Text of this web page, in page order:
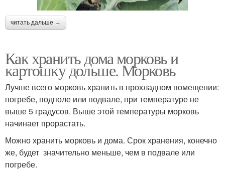
читать дальше →
Как хранить дома морковь и
картошку дольше. Морковь
Лучше всего морковь хранить в прохладном помещении:
погребе, подполе или подвале, при температуре не
выше 5 градусов. Выше этой температуры морковь
начинает прорастать.
Можно хранить морковь и дома. Срок хранения, конечно
же, будет значительно меньше, чем в подвале или
погребе.